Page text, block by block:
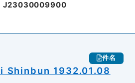
J23030009900
件名
Shinbun 1932.01.08